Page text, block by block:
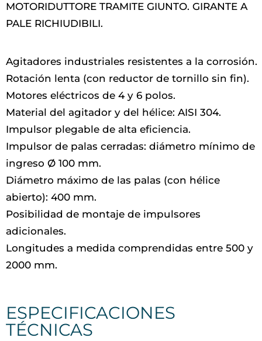
MOTORIDUTTORE TRAMITE GIUNTO. GIRANTE A
PALE RICHIUDIBILI.
Agitadores industriales resistentes a la corrosión.
Rotación lenta (con reductor de tornillo sin fin).
Motores eléctricos de 4 y 6 polos.
Material del agitador y del hélice: AISI 304.
Impulsor plegable de alta eficiencia.
Impulsor de palas cerradas: diámetro mínimo de
ingreso Ø 100 mm.
Diámetro máximo de las palas (con hélice
abierto): 400 mm.
Posibilidad de montaje de impulsores
adicionales.
Longitudes a medida comprendidas entre 500 y
2000 mm.
ESPECIFICACIONES
TÉCNICAS